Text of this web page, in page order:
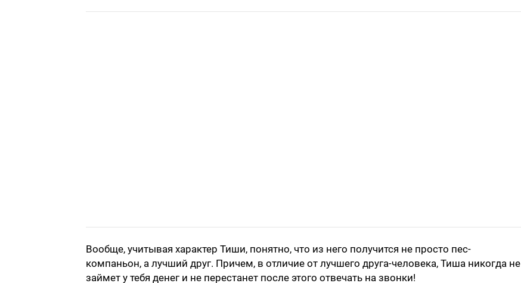
Вообще, учитывая характер Тиши, понятно, что из него получится не просто пес-
компаньон, а лучший друг. Причем, в отличие от лучшего друга-человека, Тиша никогда не
займет у тебя денег и не перестанет после этого отвечать на звонки!